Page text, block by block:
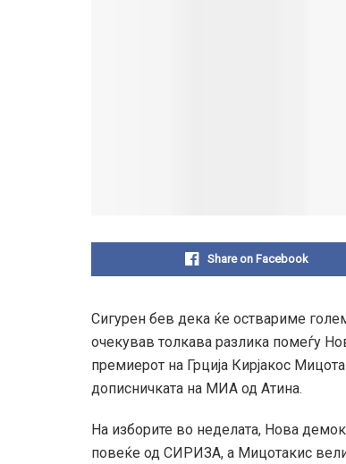
Share on Facebook
Сигурен бев дека ќе оствариме
очекував толкава разлика помеѓу
премиерот на Грција Кирјакос
дописничката на МИА од Атина.
На изборите во неделата, Нова
повеќе од СИРИЗА, а Мицотакис